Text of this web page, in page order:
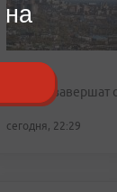
Работы завершат
сегодня, 22:29